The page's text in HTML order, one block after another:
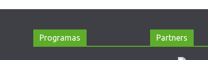
Programas Partners